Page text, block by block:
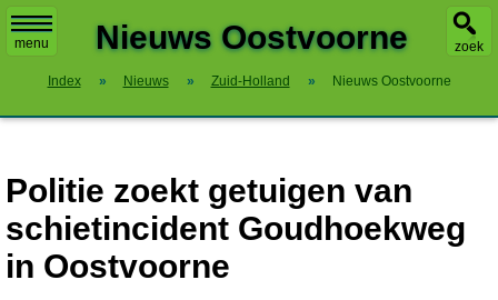
menu zoek
Nieuws Oostvoorne
Index » Nieuws » Zuid-Holland » Nieuws Oostvoorne
Politie zoekt getuigen van
schietincident Goudhoekweg
in Oostvoorne